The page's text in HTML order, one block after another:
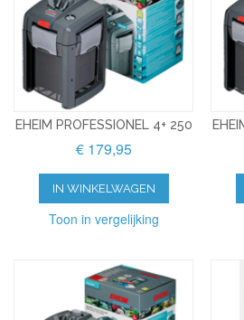
EHEIM PROFESSIONEL 4+ 250
€ 179,95
IN WINKELWAGEN
Toon in vergelijking